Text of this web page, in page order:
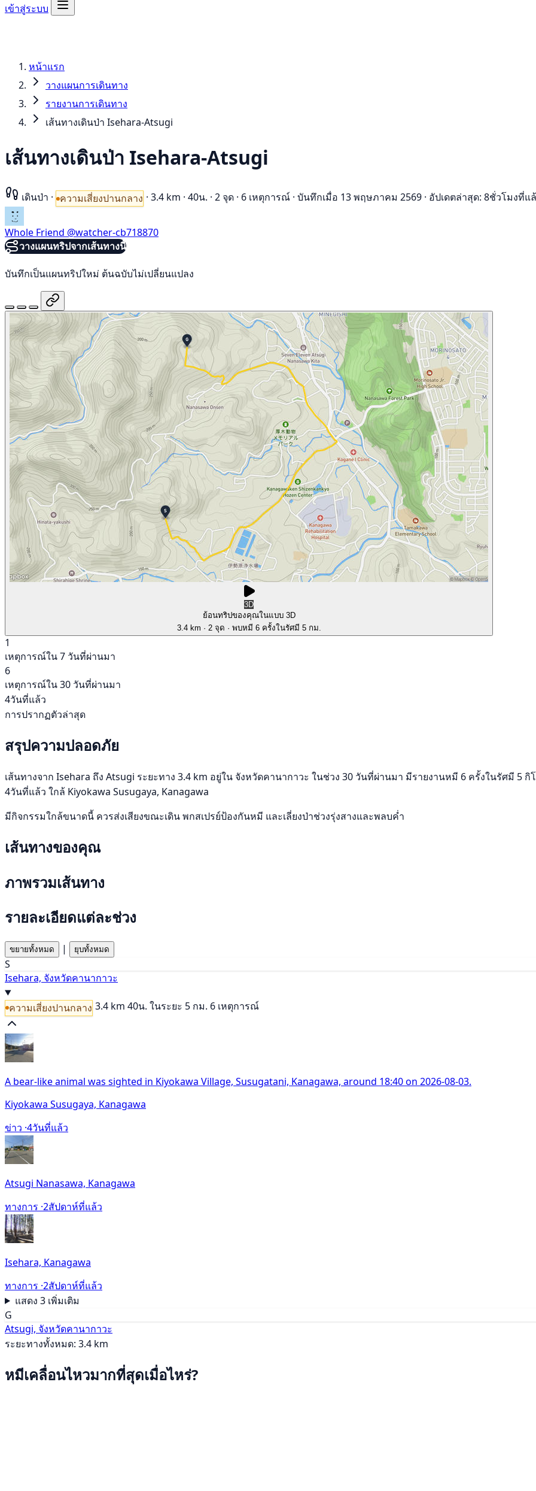
เข้าสู่ระบบ
หน้าแรก
วางแผนการเดินทาง
รายงานการเดินทาง
เส้นทางเดินป่า Isehara-Atsugi
เส้นทางเดินป่า Isehara-Atsugi
เดินป่า · ความเสี่ยงปานกลาง · 3.4 km · 40น. · 2 จุด · 6 เหตุการณ์ · บันทึกเมื่อ 13 พฤษภาคม 2569 · อัปเดตล่าสุด: 8ชั่วโมงที่แ
Whole Friend @watcher-cb718870
วางแผนทริปจากเส้นทางนี้
บันทึกเป็นแผนทริปใหม่ ต้นฉบับไม่เปลี่ยนแปลง
3D
ย้อนทริปของคุณในแบบ 3D
3.4 km · 2 จุด · พบหมี 6 ครั้งในรัศมี 5 กม.
1
เหตุการณ์ใน 7 วันที่ผ่านมา
6
เหตุการณ์ใน 30 วันที่ผ่านมา
4วันที่แล้ว
การปรากฏตัวล่าสุด
สรุปความปลอดภัย
เส้นทางจาก Isehara ถึง Atsugi ระยะทาง 3.4 km อยู่ใน จังหวัดคานากาวะ ในช่วง 30 วันที่ผ่านมา มีรายงานหมี 6 ครั้งในรัศมี 5
4วันที่แล้ว ใกล้ Kiyokawa Susugaya, Kanagawa
มีกิจกรรมใกล้ขนาดนี้ ควรส่งเสียงขณะเดิน พกสเปรย์ป้องกันหมี และเลี่ยงป่าช่วงรุ่งสางและพลบค่ำ
เส้นทางของคุณ
ภาพรวมเส้นทาง
รายละเอียดแต่ละช่วง
ขยายทั้งหมด | ยุบทั้งหมด
S
Isehara, จังหวัดคานากาวะ
ความเสี่ยงปานกลาง 3.4 km 40น. ในระยะ 5 กม. 6 เหตุการณ์
A bear-like animal was sighted in Kiyokawa Village, Susugatani, Kanagawa, around 18:40 on 2026-08-03.
Kiyokawa Susugaya, Kanagawa
ข่าว ·4วันที่แล้ว
Atsugi Nanasawa, Kanagawa
ทางการ ·2สัปดาห์ที่แล้ว
Isehara, Kanagawa
ทางการ ·2สัปดาห์ที่แล้ว
แสดง 3 เพิ่มเติม
G
Atsugi, จังหวัดคานากาวะ
ระยะทางทั้งหมด: 3.4 km
หมีเคลื่อนไหวมากที่สุดเมื่อไหร่?